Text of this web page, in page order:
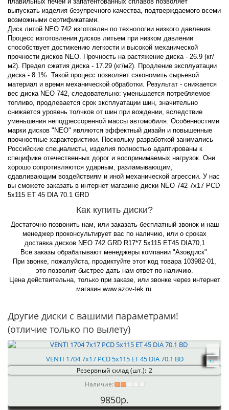
выпускать изделия безупречного качества, подтверждаемого всеми
возможными сертификатами.
Диск литой NEO 742 изготовлен по технологии низкого давления.
Процесс изготовления дисков литьем при низком давлении
способствует достижению легкости и высокой механической
прочности дисков NEO. Прочность на растяжение диска - 26.9 (кг/
м2). Предел сжатия диска - 17.29 (кг/м2). Продление эксплуатации
диска - 8.1%. Такой процесс позволяет сэкономить сырьевой
материал и время механической обработки. Результат - снижается
вес диска NEO 742, следовательно: уменьшается потребляемое
топливо, продлевается срок эксплуатации шин, значительно
снижается уровень толчков от шин при вождении, вследствие
уменьшения неподрессоренной массы автомобиля. Особенностями
марки дисков "NEO" являются эффектный дизайн и повышенные
прочностные характеристики. Поскольку разработкой занимались
Российские специалисты, изделия полностью адаптированы к
специфике отечественных дорог и воспринимаемых нагрузок. Они
хорошо сопротивляются ударным, разламывающим,
сдавливающим воздействиям и иной механической агрессии. У нас
вы сможете заказать в интернет магазине диски NEO 742 7x17 PCD
5x115 ET 45 DIA 70.1 GRD
Как купить диски?
Достаточно позвонить нам, или заказать бесплатный звонок и наш
менеджер проконсультирует вас по наличию, или о сроках
доставка дисков NEO 742 GRD R17*7 5x115 ET45 DIA70,1
Все заказы обрабатывают менеджеры компании "Азовдиск".
При звонке, пожалуйста, продиктуйте этот код товара 103982-01,
это позволит быстрее дать нам ответ по наличию.
Цена действительна, только при заказе, или звонке через интернет
магазин www.azov-tek.ru.
Другие диски с вашими параметрами!
(отличие только по вылету)
VENTI 1704 7x17 PCD 5x115 ET 45 DIA 70.1 BD
Резервный склад (шт.): 2
Наличие:
9850р.